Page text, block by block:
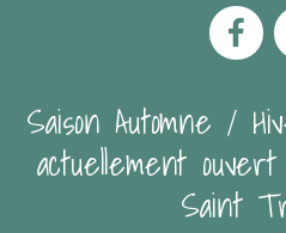
Saison Automne /
actuellement
Saint